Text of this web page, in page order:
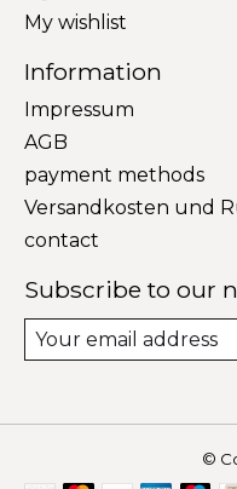
My wishlist
Information
Impressum
AGB
payment methods
Versandkosten und
contact
Subscribe to our
©